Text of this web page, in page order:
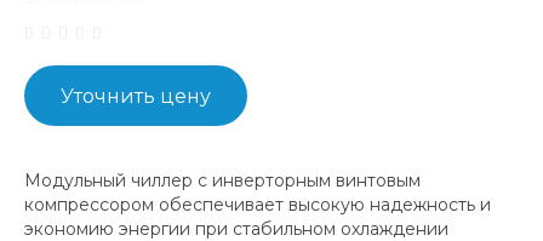
Уточнить цену
Модульный чиллер с инверторным винтовым
компрессором обеспечивает высокую надежность и
экономию энергии при стабильном охлаждении